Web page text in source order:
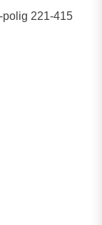
polig 221-415